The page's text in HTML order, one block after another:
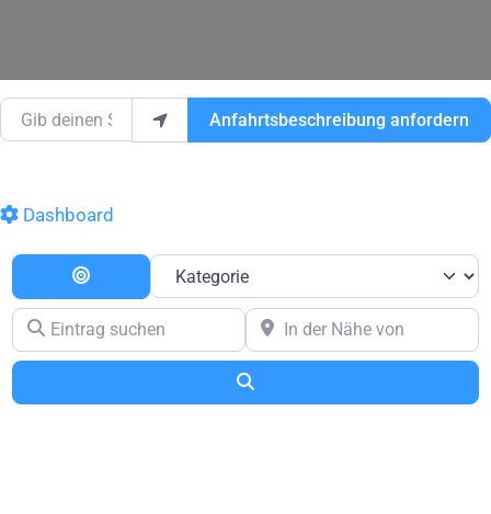
Gib deinen Standort ein.
Anfahrtsbeschreibung anfordern
Dashboard
Entfernung
Kategorie
Eintrag suchen In der Nähe von